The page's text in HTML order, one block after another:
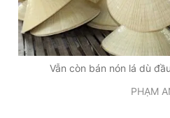
Vẫn còn bán nón lá dù
PHẠM